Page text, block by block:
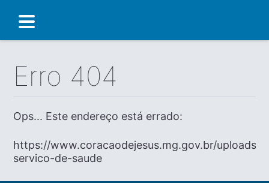
Erro 404
Ops... Este endereço está errado:
https://www.coracaodejesus.mg.gov.br/uploads/
servico-de-saude